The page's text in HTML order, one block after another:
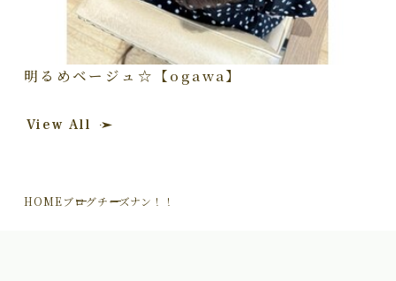
明るめベージュ☆【ogawa】
View All
HOMEブログチーズナン！！